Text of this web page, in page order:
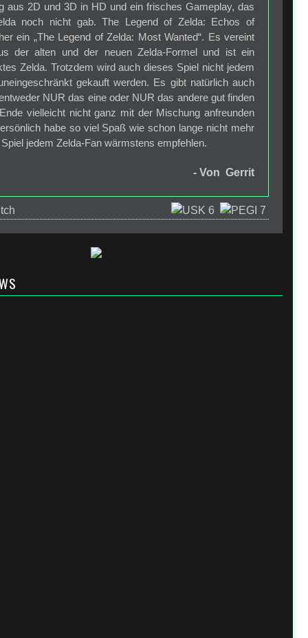
aus 2D und 3D in HD und ein frisches Gameplay, das
noch nicht gab. The Legend of Zelda: Echos of
ein „The Legend of Zelda: Most Wanted“. Es vereint
der alten und der neuen Zelda-Formel und ist ein
Zelda. Trotzdem wird auch dieses Spiel nicht jedem
gekauft werden. Es gibt natürlich auch
NUR das eine oder NUR das andere gut finden
vielleicht nicht ganz mit der Mischung anfreunden
habe so viel Spaß wie schon lange nicht mehr
jedem Zelda-Fan wärmstens empfehlen.
- Von Gerrit